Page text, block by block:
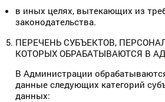
в иных целях, вытекающих из
законодательства.
ПЕРЕЧЕНЬ СУБЪЕКТОВ,
КОТОРЫХ ОБРАБАТЫВАЮТСЯ В
В Администрации
данные следующих категорий
данных: